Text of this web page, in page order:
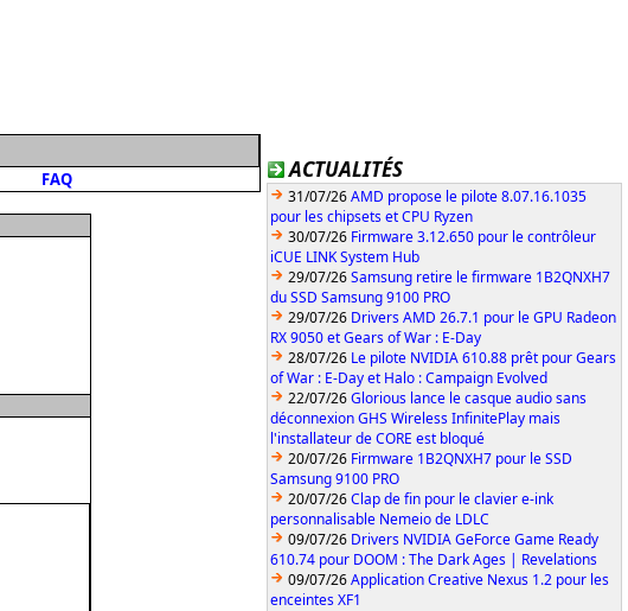
ACTUALITÉS
31/07/26AMD propose le pilote 8.07.16.1035
pour les chipsets et CPU Ryzen
30/07/26 Firmware 3.12.650 pour le contrôleur
iCUE LINK System Hub
29/07/26Samsung retire le firmware 1B2QNXH7
du SSD Samsung 9100 PRO
29/07/26 Drivers AMD 26.7.1 pour le GPU Radeon
RX 9050 et Gears of War : E-Day
28/07/26 Le pilote NVIDIA 610.88 prêt pour Gears
of War : E-Day et Halo : Campaign Evolved
22/07/26Glorious lance le casque audio sans
déconnexion GHS Wireless InfinitePlay mais
l'installateur de CORE est bloqué
20/07/26 Firmware 1B2QNXH7 pour le SSD
Samsung 9100 PRO
20/07/26Clap de fin pour le clavier e-ink
personnalisable Nemeio de LDLC
09/07/26 Drivers NVIDIA GeForce Game Ready
610.74 pour DOOM : The Dark Ages | Revelations
09/07/26Application Creative Nexus 1.2 pour les
enceintes XF1
FAQ